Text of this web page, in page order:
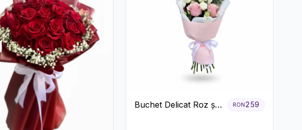
Buchet Delicat Roz și
RON259